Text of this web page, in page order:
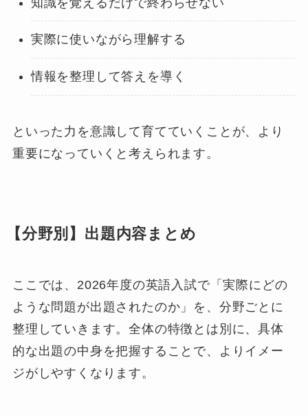
実際に使いながら理解する
情報を整理して答えを導く
といった力を意識して育てていくことが、より
重要になっていくと考えられます。
【分野別】出題内容まとめ
ここでは、2026年度の英語入試で「実際にどの
ような問題が出題されたのか」を、分野ごとに
整理していきます。全体の特徴とは別に、具体
的な出題の中身を把握することで、よりイメー
ジがしやすくなります。